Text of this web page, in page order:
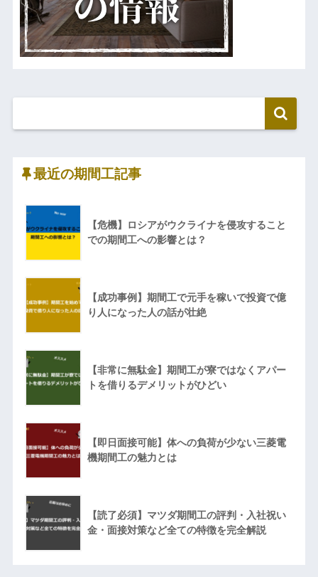
最近の期間工記事
【危機】ロシアがウクライナを侵攻すること
での期間工への影響とは？
【成功事例】期間工で元手を稼いで投資で億
り人になった人の話が壮絶
【非常に無駄金】期間工が寮ではなくアパー
トを借りるデメリットがひどい
【即日面接可能】体への負荷が少ない三菱電
機期間工の魅力とは
【読了必須】マツダ期間工の評判・入社祝い
金・面接対策など全ての特徴を完全解説